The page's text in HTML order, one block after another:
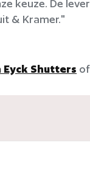
keuze. De
& Kramer."
Eyck Shutters